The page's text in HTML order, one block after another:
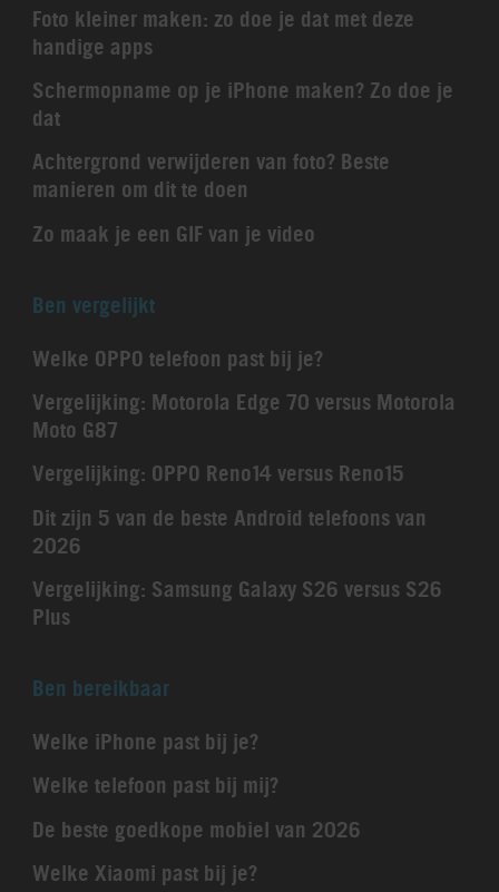
Foto kleiner maken: zo doe je dat met deze
handige apps
Schermopname op je iPhone maken? Zo doe je
dat
Achtergrond verwijderen van foto? Beste
manieren om dit te doen
Zo maak je een GIF van je video
Ben vergelijkt
Welke OPPO telefoon past bij je?
Vergelijking: Motorola Edge 70 versus Motorola
Moto G87
Vergelijking: OPPO Reno14 versus Reno15
Dit zijn 5 van de beste Android telefoons van
2026
Vergelijking: Samsung Galaxy S26 versus S26
Plus
Ben bereikbaar
Welke iPhone past bij je?
Welke telefoon past bij mij?
De beste goedkope mobiel van 2026
Welke Xiaomi past bij je?